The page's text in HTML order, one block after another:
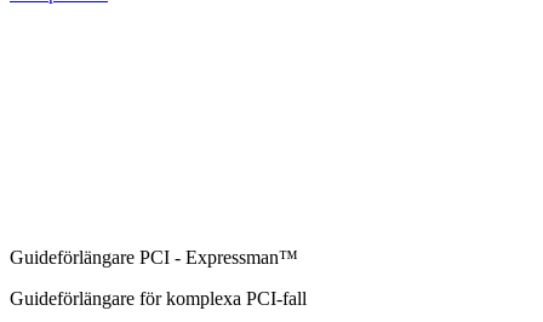
Guideförlängare PCI - Expressman™
Guideförlängare för komplexa PCI-fall